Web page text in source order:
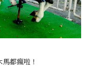
都瘋啦！